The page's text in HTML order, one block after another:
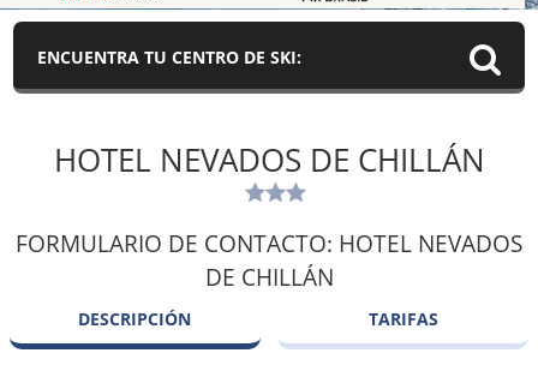
ENCUENTRA TU CENTRO DE SKI:
HOTEL NEVADOS DE CHILLÁN
FORMULARIO DE CONTACTO: HOTEL NEVADOS
DE CHILLÁN
DESCRIPCIÓN TARIFAS